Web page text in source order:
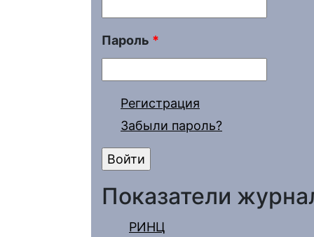
Пароль *
Регистрация
Забыли пароль?
Показатели
РИНЦ